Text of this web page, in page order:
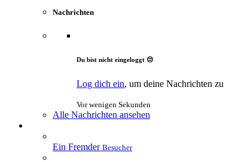
Nachrichten
Du bist nicht eingeloggt 😔
Log dich ein, um deine Nachrichten zu
Vor wenigen Sekunden
Alle Nachrichten ansehen
Ein Fremder Besucher